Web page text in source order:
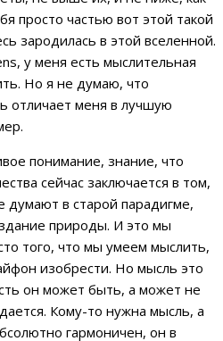
просто частью вот этой такой
зародилась в этой вселенной.
у меня есть мыслительная
Но я не думаю, что
отличает меня в лучшую
понимание, знание, что
сейчас заключается в том,
в старой парадигме,
природы. И это мы
того, что мы умеем мыслить,
изобрести. Но мысль это
он может быть, а может не
Кому-то нужна мысль, а
гармоничен, он в